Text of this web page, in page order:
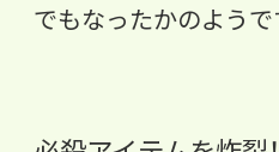
でもなったかのようで